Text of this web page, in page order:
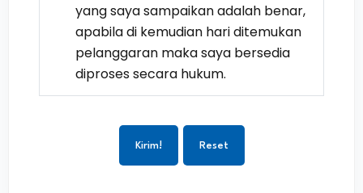
yang saya sampaikan adalah benar,
apabila di kemudian hari ditemukan
pelanggaran maka saya bersedia
diproses secara hukum.
Kirim! Reset